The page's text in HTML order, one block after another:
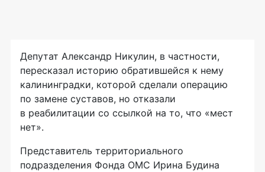
Депутат Александр Никулин, в частности,
пересказал историю обратившейся к нему
калининградки, которой сделали операцию
по замене суставов, но отказали
в реабилитации со ссылкой на то, что «мест
нет».
Представитель территориального
подразделения Фонда ОМС Ирина Будина